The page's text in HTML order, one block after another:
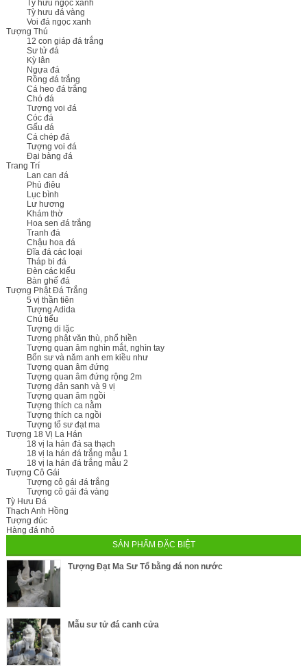
Tỳ hưu ngọc xanh
Tỳ hưu đá vàng
Voi đá ngọc xanh
Tượng Thú
12 con giáp đá trắng
Sư tử đá
Kỳ lân
Ngựa đá
Rồng đá trắng
Cá heo đá trắng
Chó đá
Tượng voi đá
Cóc đá
Gấu đá
Cá chép đá
Tượng voi đá
Đại bàng đá
Trang Trí
Lan can đá
Phù điêu
Lục bình
Lư hương
Khám thờ
Hoa sen đá trắng
Tranh đá
Chậu hoa đá
Đĩa đá các loại
Tháp bi đá
Đèn các kiểu
Bàn ghế đá
Tượng Phật Đá Trắng
5 vị thần tiên
Tượng Adida
Chú tiểu
Tượng di lặc
Tượng phật văn thù, phổ hiền
Tượng quan âm nghìn mắt, nghìn tay
Bổn sư và năm anh em kiều như
Tượng quan âm đứng
Tượng quan âm đứng rộng 2m
Tượng đản sanh và 9 vị
Tượng quan âm ngồi
Tượng thích ca nằm
Tượng thích ca ngồi
Tượng tổ sư đạt ma
Tượng 18 Vị La Hán
18 vị la hán đá sa thạch
18 vị la hán đá trắng mẫu 1
18 vị la hán đá trắng mẫu 2
Tượng Cô Gái
Tượng cô gái đá trắng
Tượng cô gái đá vàng
Tỳ Hưu Đá
Thạch Anh Hồng
Tượng đúc
Hàng đá nhỏ
SẢN PHẨM ĐẶC BIỆT
Tượng Đạt Ma Sư Tổ bằng đá non nước
Mẫu sư tử đá canh cửa